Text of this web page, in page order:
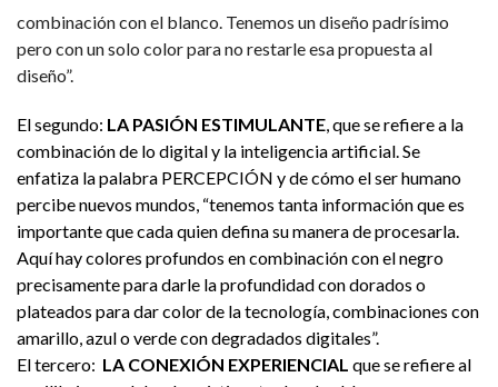
combinación con el blanco. Tenemos un diseño padrísimo
pero con un solo color para no restarle esa propuesta al
diseño”.
El segundo: LA PASIÓN ESTIMULANTE, que se refiere a la
combinación de lo digital y la inteligencia artificial. Se
enfatiza la palabra PERCEPCIÓN y de cómo el ser humano
percibe nuevos mundos, “tenemos tanta información que es
importante que cada quien defina su manera de procesarla.
Aquí hay colores profundos en combinación con el negro
precisamente para darle la profundidad con dorados o
plateados para dar color de la tecnología, combinaciones con
amarillo, azul o verde con degradados digitales”.
El tercero: LA CONEXIÓN EXPERIENCIAL que se refiere al